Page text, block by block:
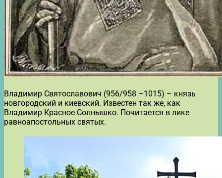
Владимир Святославович (956/958 –1015) – князь
новгородский и киевский. Известен так же, как
Владимир Красное Солнышко. Почитается в лике
равноапостольных святых.